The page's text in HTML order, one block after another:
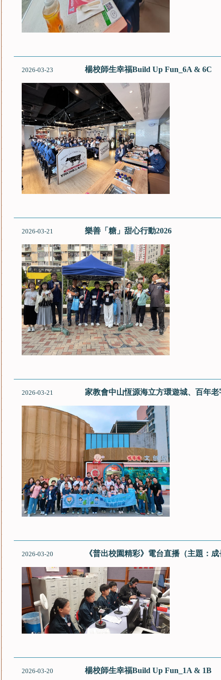
2026-03-23 楊校師生幸福Build Up Fun_6A & 6C
2026-03-21 樂善「糖」甜心行動2026
2026-03-21 家教會中山恆源海立方環遊城、百年
2026-03-20 《普出校園精彩》電台直播（主題：
2026-03-20 楊校師生幸福Build Up Fun_1A & 1B